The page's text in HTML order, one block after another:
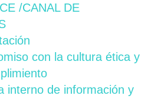
/CANAL DE
con la cultura ética y
interno de información y